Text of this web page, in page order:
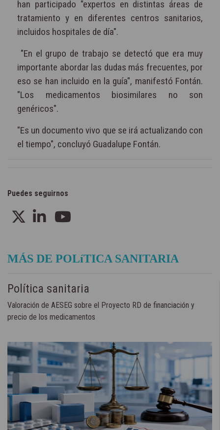
han participado "expertos en distintas áreas de
tratamiento y en diferentes centros sanitarios,
incluidos hospitales de día".
"En el grupo de trabajo se detectó que era muy
importante abordar las dudas más frecuentes, por
eso se han incluido en la guía", manifestó Fontán.
"Los medicamentos biosimilares no son
genéricos".
"Es un documento vivo que se irá actualizando con
el tiempo", concluyó Guadalupe Fontán.
Puedes seguirnos
MÁS DE POLíTICA SANITARIA
Política sanitaria
Valoración de AESEG sobre el Proyecto RD de financiación y
precio de los medicamentos